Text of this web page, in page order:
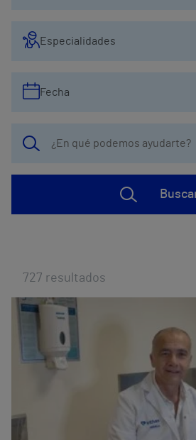
Especialidades
Fecha
727 resultados